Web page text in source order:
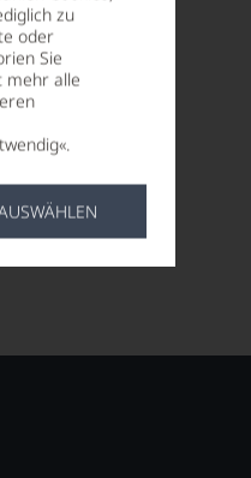
zu
oder
Sie
mehr alle